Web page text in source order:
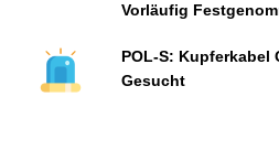
Vorläufig
POL-S: Kupferkabel
Gesucht